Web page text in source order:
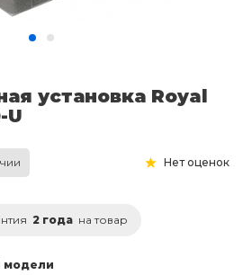
установка Royal
U
Нет оценок
2 года на товар
модели